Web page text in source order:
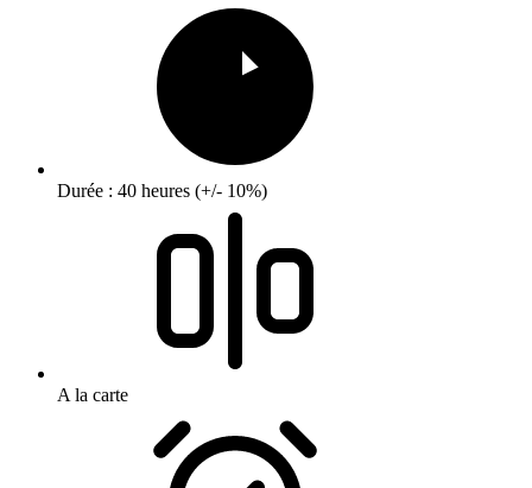
Durée : 40 heures (+/- 10%)
A la carte